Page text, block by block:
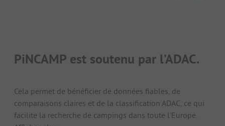
PiNCAMP est soutenu par l’ADAC.
Cela permet de bénéficier de données fiables, de
comparaisons claires et de la classification ADAC, ce qui
facilite la recherche de campings dans toute l'Europe.